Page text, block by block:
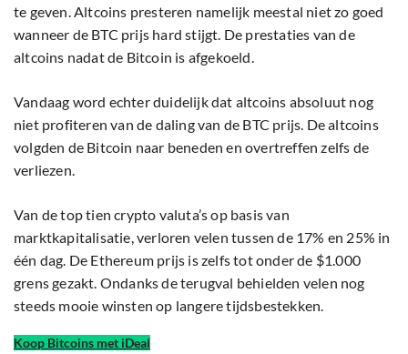
te geven. Altcoins presteren namelijk meestal niet zo goed
wanneer de BTC prijs hard stijgt. De prestaties van de
altcoins nadat de Bitcoin is afgekoeld.
Vandaag word echter duidelijk dat altcoins absoluut nog
niet profiteren van de daling van de BTC prijs. De altcoins
volgden de Bitcoin naar beneden en overtreffen zelfs de
verliezen.
Van de top tien crypto valuta’s op basis van
marktkapitalisatie, verloren velen tussen de 17% en 25% in
één dag. De Ethereum prijs is zelfs tot onder de $1.000
grens gezakt. Ondanks de terugval behielden velen nog
steeds mooie winsten op langere tijdsbestekken.
Koop Bitcoins met iDeal